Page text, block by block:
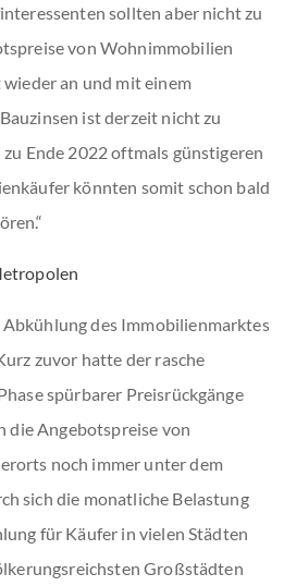
sollten aber nicht zu
von Wohnimmobilien
an und mit einem
ist derzeit nicht zu
Ende 2022 oftmals günstigeren
könnten somit schon bald
des Immobilienmarktes
zuvor hatte der rasche
spürbarer Preisrückgänge
die Angebotspreise von
noch immer unter dem
sich die monatliche Belastung
für Käufer in vielen Städten
Großstädten